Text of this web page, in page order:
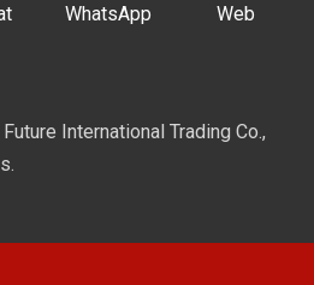
WhatsApp Web
International Trading Co.,